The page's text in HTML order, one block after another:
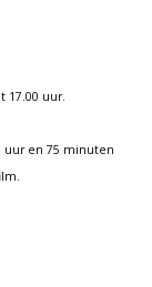
17.00 uur.
uur en 75 minuten